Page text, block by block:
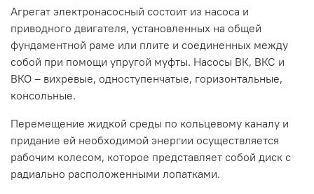
Агрегат электронасосный состоит из насоса и
приводного двигателя, установленных на общей
фундаментной раме или плите и соединенных между
собой при помощи упругой муфты. Насосы ВК, ВКС и
ВКО – вихревые, одноступенчатые, горизонтальные,
консольные.
Перемещение жидкой среды по кольцевому каналу и
придание ей необходимой энергии осуществляется
рабочим колесом, которое представляет собой диск с
радиально расположенными лопатками.